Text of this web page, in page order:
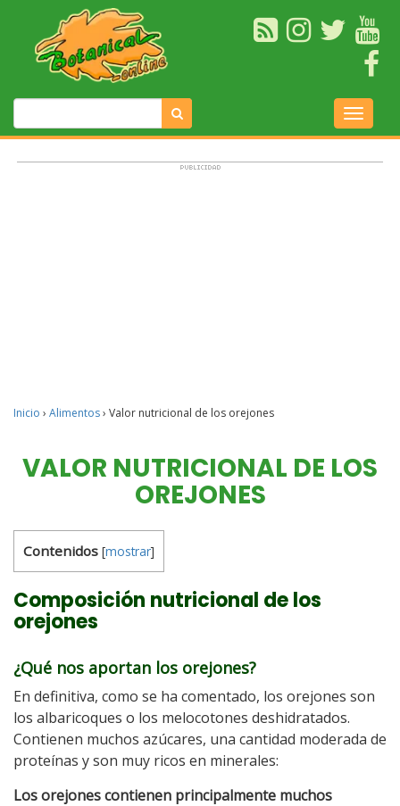
Inicio › Alimentos› Valor nutricional de los orejones
VALOR NUTRICIONAL DE LOS
OREJONES
Contenidos [mostrar]
Composición nutricional de los
orejones
¿Qué nos aportan los orejones?
En definitiva, como se ha comentado, los orejones son
los albaricoques o los melocotones deshidratados.
Contienen muchos azúcares, una cantidad moderada de
proteínas y son muy ricos en minerales:
Los orejones contienen principalmente muchos